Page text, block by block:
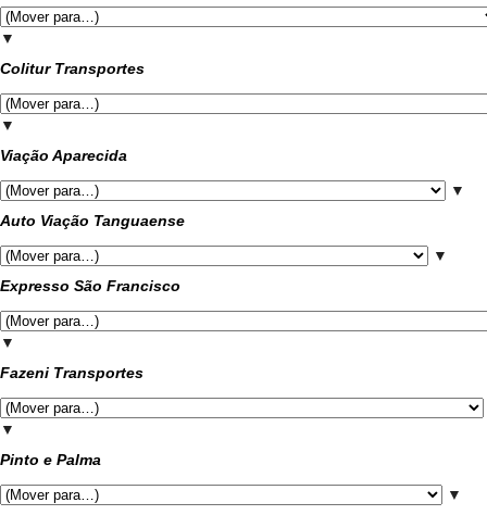
▼
Colitur Transportes
▼
Viação Aparecida
▼
Auto Viação Tanguaense
▼
Expresso São Francisco
▼
Fazeni Transportes
▼
Pinto e Palma
▼